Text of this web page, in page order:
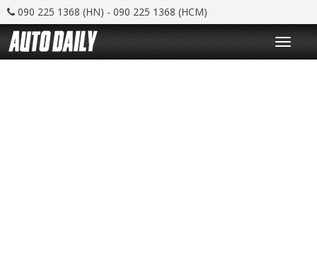
090 225 1368 (HN) - 090 225 1368 (HCM)
T
o
g